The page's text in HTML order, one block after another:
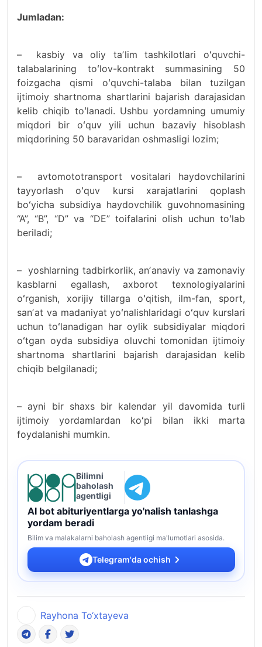
Jumladan:
– kasbiy va oliy taʼlim tashkilotlari oʻquvchi-
talabalarining toʻlov-kontrakt summasining 50
foizgacha qismi oʻquvchi-talaba bilan tuzilgan
ijtimoiy shartnoma shartlarini bajarish darajasidan
kelib chiqib toʻlanadi. Ushbu yordamning umumiy
miqdori bir oʻquv yili uchun bazaviy hisoblash
miqdorining 50 baravaridan oshmasligi lozim;
– avtomototransport vositalari haydovchilarini
tayyorlash oʻquv kursi xarajatlarini qoplash
boʻyicha subsidiya haydovchilik guvohnomasining
“A”, “B”, “D” va “DE” toifalarini olish uchun toʻlab
beriladi;
– yoshlarning tadbirkorlik, anʼanaviy va zamonaviy
kasblarni egallash, axborot texnologiyalarini
oʻrganish, xorijiy tillarga oʻqitish, ilm-fan, sport,
sanʼat va madaniyat yoʻnalishlaridagi oʻquv kurslari
uchun toʻlanadigan har oylik subsidiyalar miqdori
oʻtgan oyda subsidiya oluvchi tomonidan ijtimoiy
shartnoma shartlarini bajarish darajasidan kelib
chiqib belgilanadi;
– ayni bir shaxs bir kalendar yil davomida turli
ijtimoiy yordamlardan koʻpi bilan ikki marta
foydalanishi mumkin.
Bilimni
baholash
agentligi
AI bot abituriyentlarga yo'nalish tanlashga
yordam beradi
Bilim va malakalarni baholash agentligi ma'lumotlari asosida.
Telegram'da ochish
Rayhona To‘xtayeva